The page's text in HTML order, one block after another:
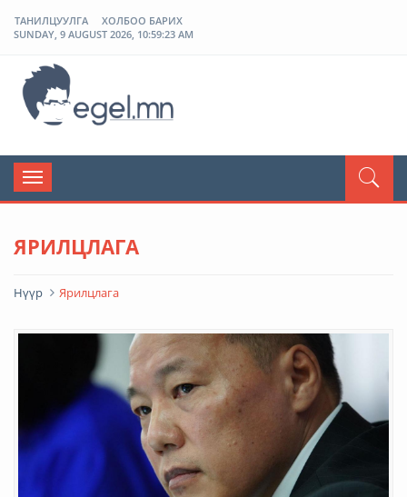
ТАНИЛЦУУЛГА
ХОЛБОО БАРИХ
SUNDAY, 9 AUGUST 2026, 10:59:23 AM
Toggle
navigation
ЯРИЛЦЛАГА
Нүүр Ярилцлага